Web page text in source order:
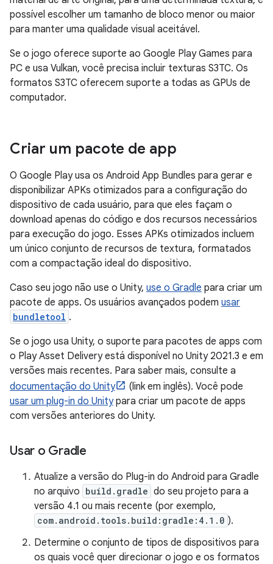
possível escolher um tamanho de bloco menor ou maior
para manter uma qualidade visual aceitável.
Se o jogo oferece suporte ao Google Play Games para
PC e usa Vulkan, você precisa incluir texturas S3TC. Os
formatos S3TC oferecem suporte a todas as GPUs de
computador.
Criar um pacote de app
O Google Play usa os Android App Bundles para gerar e
disponibilizar APKs otimizados para a configuração do
dispositivo de cada usuário, para que eles façam o
download apenas do código e dos recursos necessários
para execução do jogo. Esses APKs otimizados incluem
um único conjunto de recursos de textura, formatados
com a compactação ideal do dispositivo.
Caso seu jogo não use o Unity, use o Gradle para criar um
pacote de apps. Os usuários avançados podem usar
bundletool .
Se o jogo usa Unity, o suporte para pacotes de apps com
o Play Asset Delivery está disponível no Unity 2021.3 e em
versões mais recentes. Para saber mais, consulte a
documentação do Unity
(link em inglês). Você pode
usar um plug-in do Unitypara criar um pacote de apps
com versões anteriores do Unity.
Usar o Gradle
Atualize a versão do Plug-in do Android para Gradle
no arquivo build.gradle do seu projeto para a
versão 4.1 ou mais recente (por exemplo,
com.android.tools.build:gradle:4.1.0 ).
Determine o conjunto de tipos de dispositivos para
os quais você quer direcionar o jogo e os formatos